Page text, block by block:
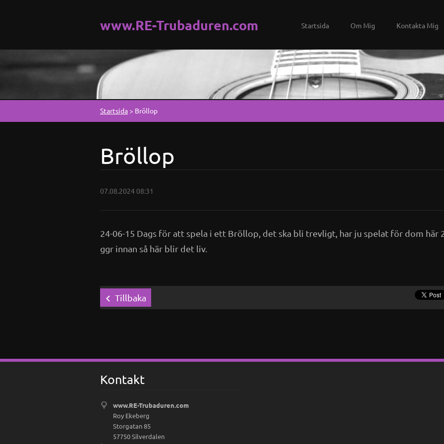
www.RE-Trubaduren.com Startsida Om Mig Kontakta Mig
Startsida > Bröllop
Bröllop
07.08.2024 08:31
24-06-15 Dags för att spela i ett Bröllop, det ska bli trevligt, har ju spelat för dom här
ggr innan så här blir det liv.
Tillbaka
Kontakt
www.RE-Trubaduren.com
Roy Ekeberg
Storgatan 85
57750 Silverdalen